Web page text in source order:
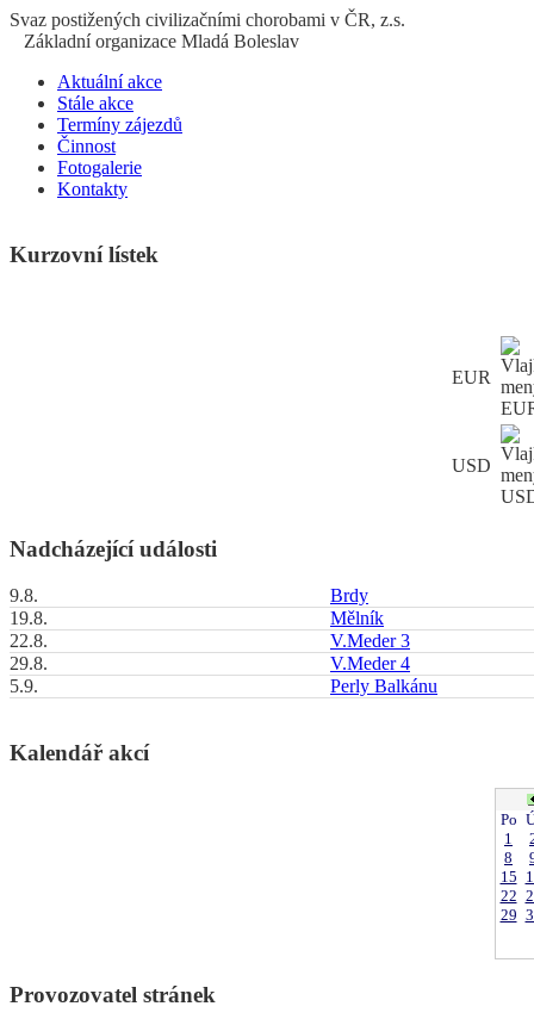
Svaz postižených civilizačními chorobami v ČR, z.s.
Základní organizace Mladá Boleslav
Aktuální akce
Stále akce
Termíny zájezdů
Činnost
Fotogalerie
Kontakty
Kurzovní lístek
EUR
USD
Nadcházející události
9.8.
Brdy
19.8.
Mělník
22.8.
V.Meder 3
29.8.
V.Meder 4
5.9.
Perly Balkánu
Kalendář akcí
Po
1
8
15
22
29
Provozovatel stránek